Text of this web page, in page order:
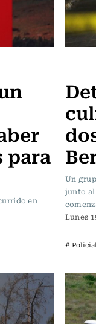
para
en
Un
junto al
Lunes
#